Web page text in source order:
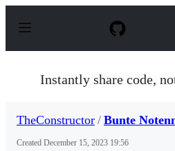
p
Instantly share code,
TheConstructor / Bunte
Created December 15, 2023 19:56